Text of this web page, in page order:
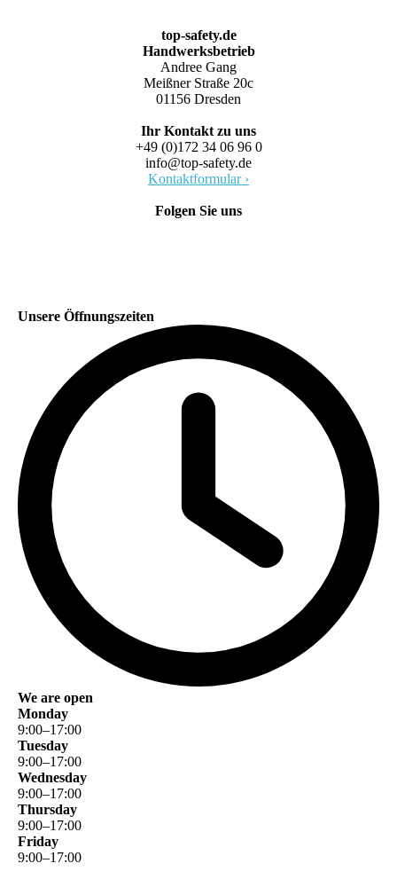
top-safety.de
Handwerksbetrieb
Andree Gang
Meißner Straße 20c
01156 Dresden
Ihr Kontakt zu uns
+49 (0)172 34 06 96 0
info@top-safety.de
Kontaktformular ›
Folgen Sie uns
Unsere Öffnungszeiten
We are open
Monday
9:00–17:00
Tuesday
9:00–17:00
Wednesday
9:00–17:00
Thursday
9:00–17:00
Friday
9:00–17:00